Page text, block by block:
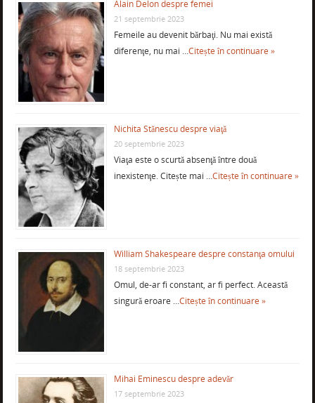
Alain Delon despre femei
21 septembrie 2023
Femeile au devenit bărbaţi. Nu mai există
diferenţe, nu mai …Citește în continuare »
Nichita Stănescu despre viaţă
20 septembrie 2023
Viaţa este o scurtă absenţă între două
inexistenţe. Citește mai …Citește în continuare »
William Shakespeare despre constanţa omului
18 septembrie 2023
Omul, de-ar fi constant, ar fi perfect. Această
singură eroare …Citește în continuare »
Mihai Eminescu despre adevăr
17 septembrie 2023